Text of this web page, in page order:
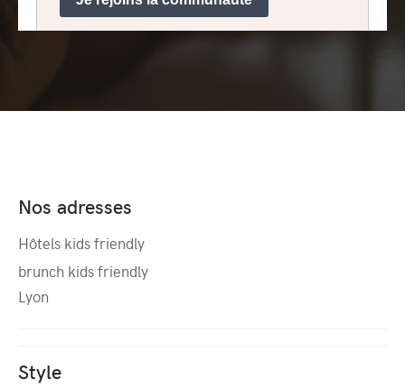
Nos adresses
Hôtels kids friendly
brunch kids friendly
Lyon
Style